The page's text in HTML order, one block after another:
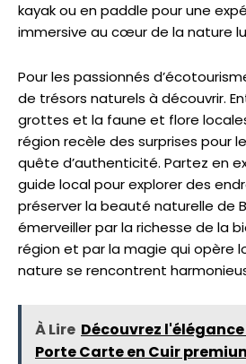
kayak ou en paddle pour une
immersive au cœur de la nature
Pour les passionnés
de trésors naturels à découvrir.
grottes et la faune et flore
région recèle des surprises pour
quête d’authenticité. Partez en
guide local pour explorer des
préserver la beauté naturelle de
émerveiller par la richesse de la
région et par la magie qui opère
nature se rencontrent
À Lire Découvrez
Porte Carte en Cuir